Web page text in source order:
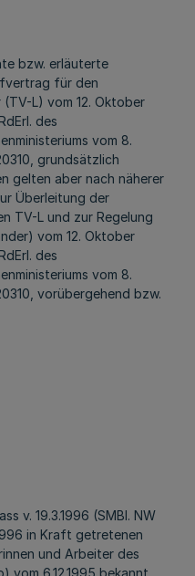
bzw. erläuterte
für den
L) vom 12. Oktober
des
vom 8.
grundsätzlich
gelten aber nach näherer
Überleitung der
TV-L und zur Regelung
vom 12. Oktober
des
vom 8.
vorübergehend bzw.
v. 19.3.1996 (SMBl. NW
in Kraft getretenen
und Arbeiter des
vom 6.12.1995 bekannt